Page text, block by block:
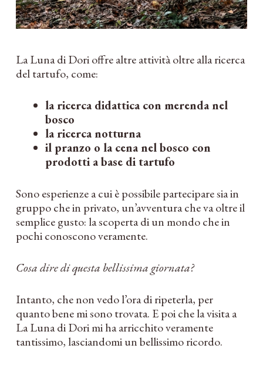
La Luna di Dori offre altre attività oltre alla ricerca
del tartufo, come:
la ricerca didattica con merenda nel
bosco
la ricerca notturna
il pranzo o la cena nel bosco con
prodotti a base di tartufo
Sono esperienze a cui è possibile partecipare sia in
gruppo che in privato, un’avventura che va oltre il
semplice gusto: la scoperta di un mondo che in
pochi conoscono veramente.
Cosa dire di questa bellissima giornata?
Intanto, che non vedo l’ora di ripeterla, per
quanto bene mi sono trovata. E poi che la visita a
La Luna di Dori mi ha arricchito veramente
tantissimo, lasciandomi un bellissimo ricordo.